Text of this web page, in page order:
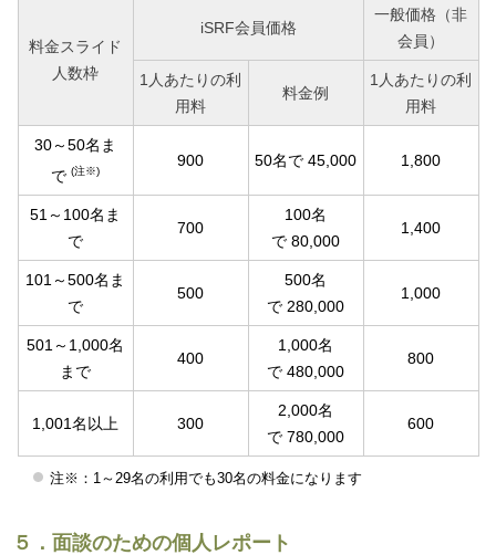
料金スライド
人数枠
iSRF会員価格
一般価格（非
会員）
1人あたりの利
用料
料金例
1人あたりの利
用料
30～50名ま
で (注※)
900 50名で 45,000 1,800
51～100名ま
で
700
100名
で 80,000
1,400
101～500名ま
で
500
500名
で 280,000
1,000
501～1,000名
まで
400
1,000名
で 480,000
800
1,001名以上 300
2,000名
で 780,000
600
注※：1～29名の利用でも30名の料金になります
５．面談のための個人レポート